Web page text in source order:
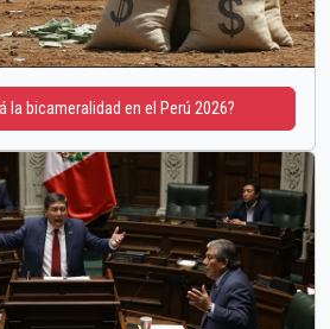
la bicameralidad en el Perú 2026?